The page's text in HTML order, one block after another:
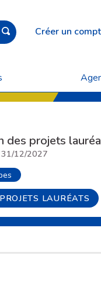
Créer un
des projets
12/2027
LAURÉATS